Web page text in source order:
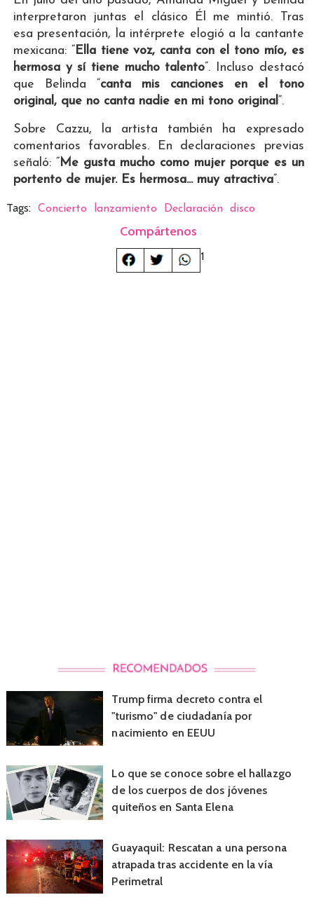
interpretaron juntas el clásico Él me mintió. Tras
esa presentación, la intérprete elogió a la cantante
mexicana: “Ella tiene voz, canta con el tono mío, es
hermosa y sí tiene mucho talento”. Incluso destacó
que Belinda “canta mis canciones en el tono
original, que no canta nadie en mi tono original”.
Sobre Cazzu, la artista también ha expresado
comentarios favorables. En declaraciones previas
señaló: “Me gusta mucho como mujer porque es un
portento de mujer. Es hermosa... muy atractiva”.
Tags: Concierto lanzamiento Declaración disco
Compártenos
1
Trump firma decreto contra el
"turismo" de ciudadanía por
nacimiento en EEUU
Lo que se conoce sobre el hallazgo
de los cuerpos de dos jóvenes
quiteños en Santa Elena
Guayaquil: Rescatan a una persona
atrapada tras accidente en la vía
Perimetral